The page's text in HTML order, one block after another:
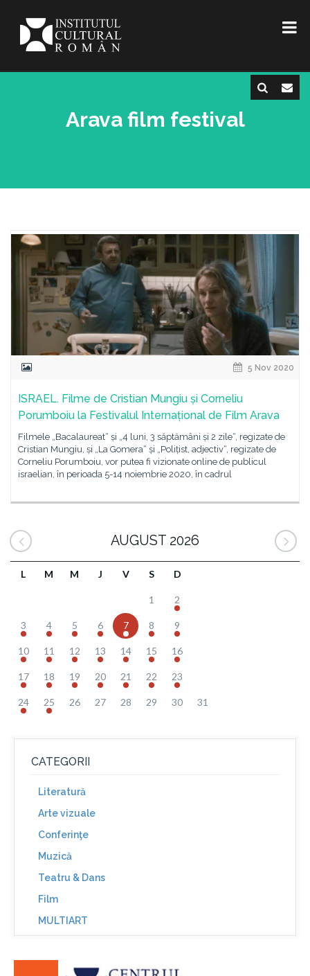
Arava film festival
5 Nov 2020
ISRAEL. Filme de Cristian Mungiu și Corneliu
Porumboiu la Festivalul Internațional de Film Arava
Filmele „Bacalaureat“ și „4 luni, 3 săptămâni și 2 zile“, regizate de
Cristian Mungiu, și „La Gomera“ și „Polițist, adjectiv“, regizate de
Corneliu Porumboiu, vor putea fi vizionate online de publicul
israelian, în perioada 5-14 noiembrie 2020, în cadrul
AUGUST 2026
L M M J V S D
1 2
3 4 5 6 7 8 9
10 11 12 13 14 15 16
17 18 19 20 21 22 23
24 25 26 27 28 29 30 31
CATEGORII
Literatură
Arte vizuale
Conferinţe
Muzică
Teatru & Dans
Film
MULTIART